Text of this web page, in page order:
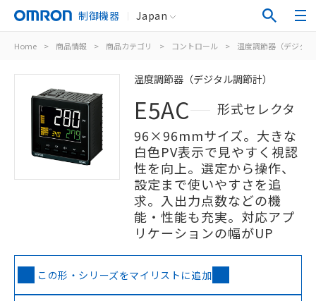
制御機器 Japan
Home > 商品情報 > 商品カテゴリ > コントロール > 温度調節器（デジタ
温度調節器（デジタル調節計）
E5AC
形式セレクタ
96×96mmサイズ。大きな
白色PV表示で見やすく視認
性を向上。選定から操作、
設定まで使いやすさを追
求。入出力点数などの機
能・性能も充実。対応アプ
リケーションの幅がUP
この形・シリーズをマイリストに追加